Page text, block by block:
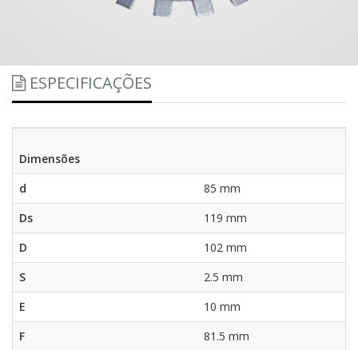
ESPECIFICAÇÕES
Dimensões
d
85 mm
Ds
119 mm
D
102 mm
S
2.5 mm
E
10 mm
F
81.5 mm